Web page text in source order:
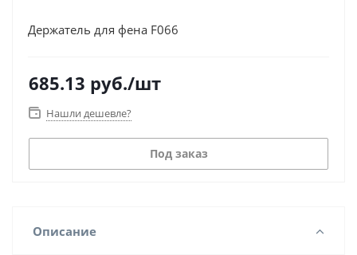
Держатель для фена F066
685.13 руб./шт
Нашли дешевле?
Под заказ
Описание